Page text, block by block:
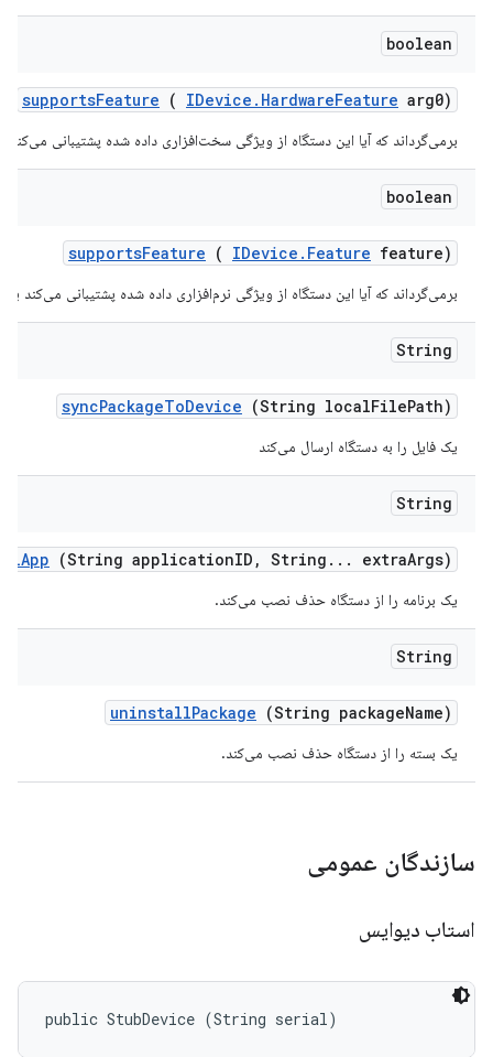
boolean
supportsFeature ( IDevice . HardwareFeature arg0)
برمی‌گرداند که آیا این دستگاه از ویژگی سخت‌افزاری داده شده پشتیبانی می‌کند
boolean
supportsFeature ( IDevice . Feature feature)
برمی‌گرداند که آیا این دستگاه از ویژگی نرم‌افزاری داده شده پشتیبانی می‌کند یا
String
syncPackageToDevice (String localFilePath)
یک فایل را به دستگاه ارسال می‌کند
String
App (String applicationID , String . . . extraArgs)
یک برنامه را از دستگاه حذف نصب می‌کند.
String
uninstallPackage (String packageName)
یک بسته را از دستگاه حذف نصب می‌کند.
سازندگان عمومی
استاب دیوایس
public StubDevice (String serial)